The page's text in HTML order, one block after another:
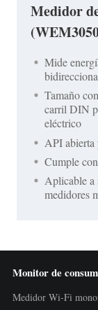
Medidor
Mide
Tamaño
carril DIN
eléctrico
API abierta
Cumple
Aplicable a
medidores
Monitor de
Medidor Wi-Fi